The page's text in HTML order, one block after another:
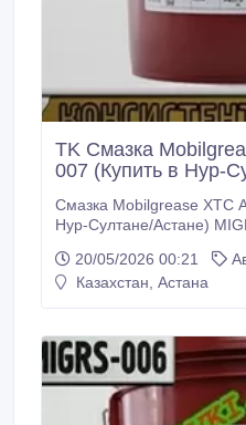
TK Смазка
007 (Купить в Нур-
Смазка Mobilgrease XTC Арт.: MIGRS-007 (Купить в
Нур-Султане/Астане)
высококачественных
индексом вязкости и
адгезию.
20/05/2026 00:21
Казахстан, Астана